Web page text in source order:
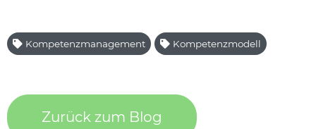
Kompetenzmanagement Kompetenzmodell
Zurück zum Blog